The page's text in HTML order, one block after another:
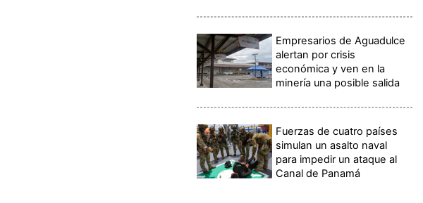
Empresarios de Aguadulce
alertan por crisis
económica y ven en la
minería una posible salida
Fuerzas de cuatro países
simulan un asalto naval
para impedir un ataque al
Canal de Panamá